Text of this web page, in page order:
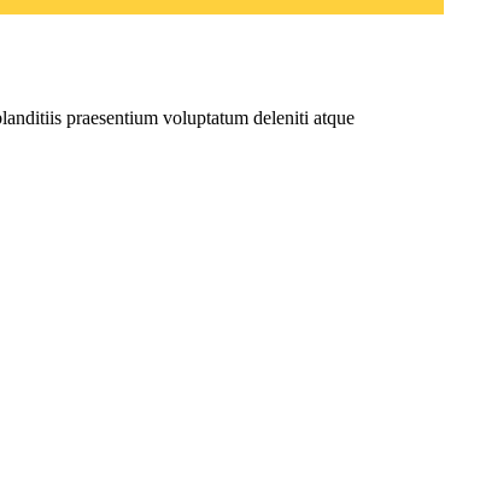
praesentium voluptatum deleniti atque